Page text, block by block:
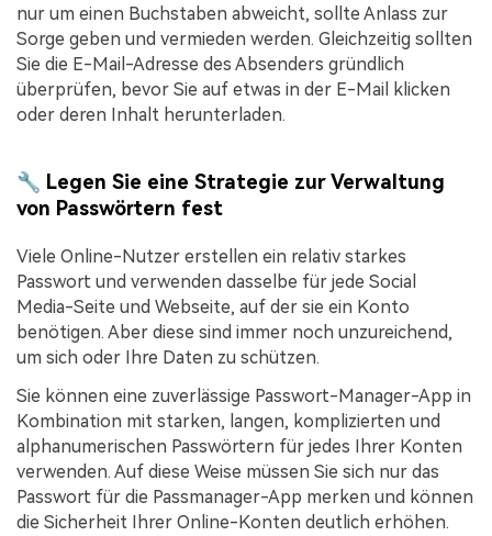
nur um einen Buchstaben abweicht, sollte Anlass zur
Sorge geben und vermieden werden. Gleichzeitig sollten
Sie die E-Mail-Adresse des Absenders gründlich
überprüfen, bevor Sie auf etwas in der E-Mail klicken
oder deren Inhalt herunterladen.
🔧 Legen Sie eine Strategie zur Verwaltung
von Passwörtern fest
Viele Online-Nutzer erstellen ein relativ starkes
Passwort und verwenden dasselbe für jede Social
Media-Seite und Webseite, auf der sie ein Konto
benötigen. Aber diese sind immer noch unzureichend,
um sich oder Ihre Daten zu schützen.
Sie können eine zuverlässige Passwort-Manager-App in
Kombination mit starken, langen, komplizierten und
alphanumerischen Passwörtern für jedes Ihrer Konten
verwenden. Auf diese Weise müssen Sie sich nur das
Passwort für die Passmanager-App merken und können
die Sicherheit Ihrer Online-Konten deutlich erhöhen.